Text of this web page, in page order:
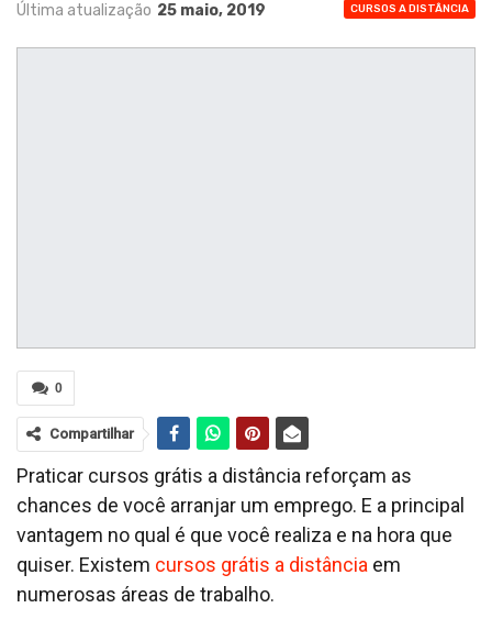
CURSOS A DISTÂNCIA
Última atualização 25 maio, 2019
0
Compartilhar
Praticar cursos grátis a distância reforçam as
chances de você arranjar um emprego. E a principal
vantagem no qual é que você realiza e na hora que
quiser. Existem cursos grátis a distância em
numerosas áreas de trabalho.